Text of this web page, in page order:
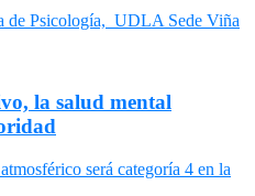
la salud mental